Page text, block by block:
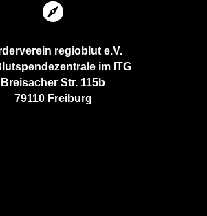

regioblut e.V.
im ITG
Breisacher Str. 115b
79110 Freiburg